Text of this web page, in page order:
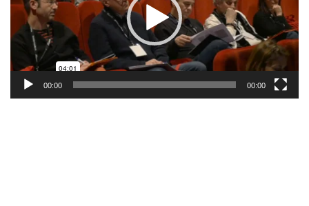
00:00 00:00